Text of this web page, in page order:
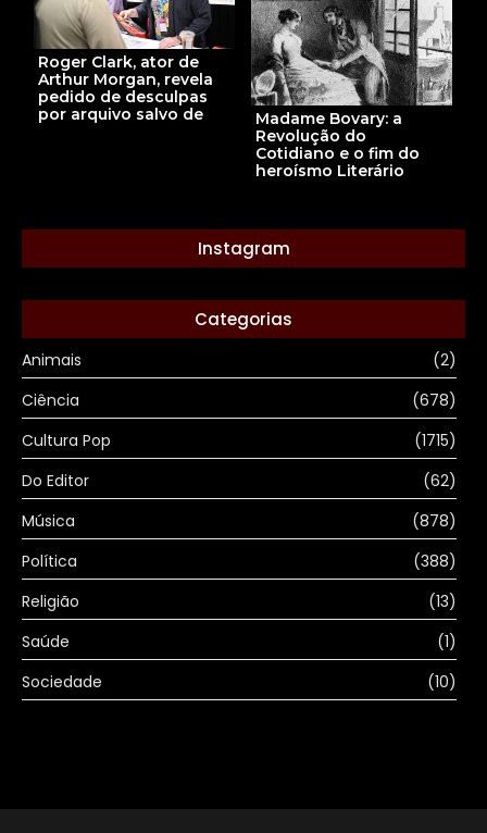
Roger Clark, ator de
Arthur Morgan, revela
pedido de desculpas
por arquivo salvo de
Madame Bovary: a
Revolução do
Cotidiano e o fim do
heroísmo Literário
Instagram
Categorias
Animais
(2)
Ciência
(678)
Cultura Pop
(1715)
Do Editor
(62)
Música
(878)
Política
(388)
Religião
(13)
Saúde
(1)
Sociedade
(10)